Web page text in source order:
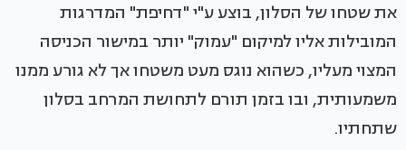
את שטחו של הסלון, בוצע ע"י "דחיפת" המדרגות
המובילות אליו למיקום "עמוק" יותר במישור הכניסה
המצוי מעליו, כשהוא נוגס מעט משטחו אך לא גורע ממנו
משמעותית, ובו בזמן תורם לתחושת המרחב בסלון
שתחתיו.